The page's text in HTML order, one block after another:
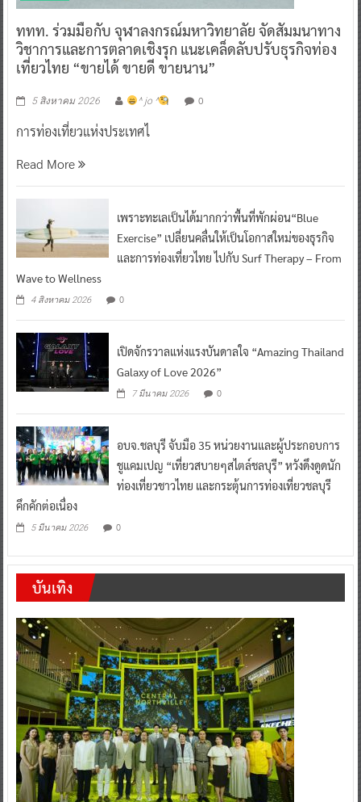
ททท. ร่วมมือกับ จุฬาลงกรณ์มหาวิทยาลัย จัดสัมมนาทาง
วิชาการและการตลาดเชิงรุก แนะเคล็ดลับปรับธุรกิจท่อง
เที่ยวไทย “ขายได้ ขายดี ขายนาน”
5 สิงหาคม 2026 ^ jo ^ 0
การท่องเที่ยวแห่งประเทศไ
Read More
เพราะทะเลเป็นได้มากกว่าพื้นที่พักผ่อน“Blue
Exercise” เปลี่ยนคลื่นให้เป็นโอกาสใหม่ของธุรกิจ
และการท่องเที่ยวไทย ไปกับ Surf Therapy – From
Wave to Wellness
4 สิงหาคม 2026 0
เปิดจักรวาลแห่งแรงบันดาลใจ “Amazing Thailand
Galaxy of Love 2026”
7 มีนาคม 2026 0
อบจ.ชลบุรี จับมือ 35 หน่วยงานและผู้ประกอบการ
ชูแคมเปญ “เที่ยวสบายๆสไตล์ชลบุรี” หวังดึงดูดนัก
ท่องเที่ยวชาวไทย และกระตุ้นการท่องเที่ยวชลบุรี
คึกคักต่อเนื่อง
5 มีนาคม 2026 0
บันเทิง